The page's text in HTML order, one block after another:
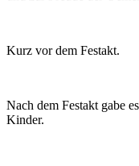
Kurz vor dem Festakt.
Nach dem Festakt gabe
Kinder.